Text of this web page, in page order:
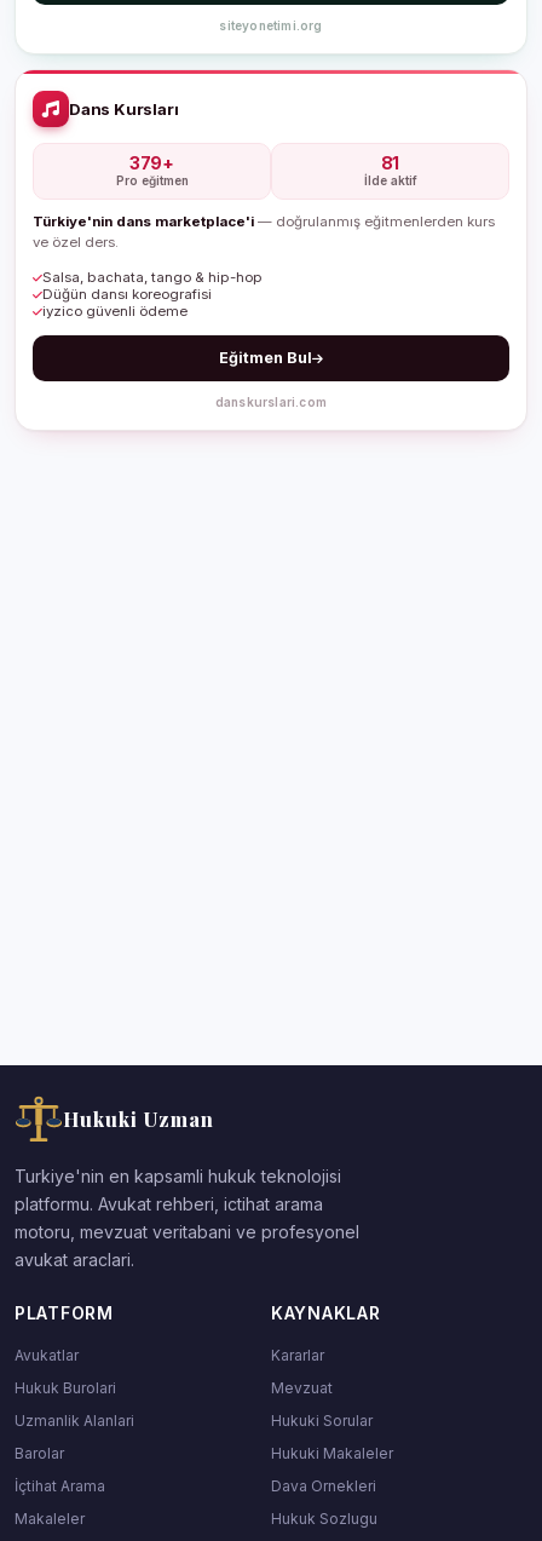
siteyonetimi.org
Dans Kursları
379+
Pro eğitmen
81
İlde aktif
Türkiye'nin dans marketplace'i — doğrulanmış eğitmenlerden kurs
ve özel ders.
Salsa, bachata, tango & hip-hop
Düğün dansı koreografisi
iyzico güvenli ödeme
Eğitmen Bul
danskurslari.com
Hukuki Uzman
Turkiye'nin en kapsamli hukuk teknolojisi
platformu. Avukat rehberi, ictihat arama
motoru, mevzuat veritabani ve profesyonel
avukat araclari.
PLATFORM
Avukatlar
Hukuk Burolari
Uzmanlik Alanlari
Barolar
İçtihat Arama
Makaleler
KAYNAKLAR
Kararlar
Mevzuat
Hukuki Sorular
Hukuki Makaleler
Dava Ornekleri
Hukuk Sozlugu